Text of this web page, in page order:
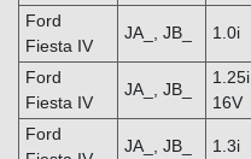
Ford
Fiesta IV
JA_, JB_ 1.0i
Ford
Fiesta IV
JA_, JB_
1.25i
16V
Ford
JA_, JB_ 1.3i